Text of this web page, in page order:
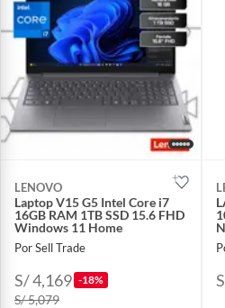
LENOVO
Laptop V15 G5 Intel Core i7
16GB RAM 1TB SSD 15.6 FHD
Windows 11 Home
Por Sell Trade
S/ 4,169 -18%
S/ 5,079